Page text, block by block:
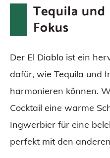
Tequila
Fokus
Der El Diablo ist ein
dafür, wie Tequila und
harmonieren können.
Cocktail eine warme
Ingwerbier für eine
perfekt mit den